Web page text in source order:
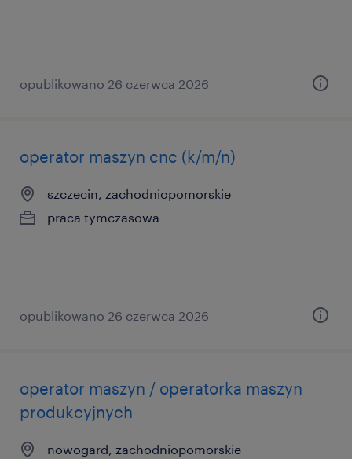
opublikowano 26 czerwca 2026
operator maszyn cnc (k/m/n)
szczecin, zachodniopomorskie
praca tymczasowa
opublikowano 26 czerwca 2026
operator maszyn / operatorka maszyn
produkcyjnych
nowogard, zachodniopomorskie